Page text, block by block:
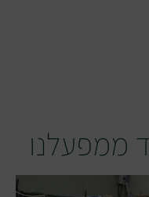
ממפעלנו